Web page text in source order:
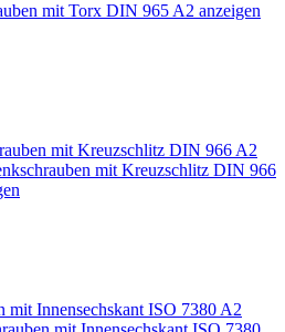
mit Torx DIN 965 A2 anzeigen
mit Kreuzschlitz DIN 966 A2
mit Kreuzschlitz DIN 966
mit Innensechskant ISO 7380 A2